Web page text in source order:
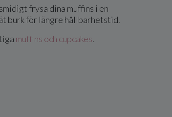
frysa dina muffins i en
burk för längre hållbarhetstid.
muffins och cupcakes.